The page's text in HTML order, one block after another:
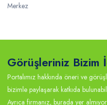
Merkez
Görüşleriniz Bizim
Portalımız hakkında öneri ve
bizimle paylaşarak katkıda
Ayrıca firmanız, burada yer